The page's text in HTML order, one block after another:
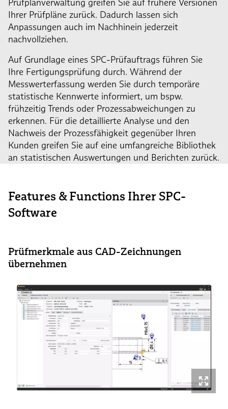
Ihrer Prüfpläne zurück. Dadurch lassen sich
Anpassungen auch im Nachhinein jederzeit
nachvollziehen.
Auf Grundlage eines SPC-Prüfauftrags führen Sie
Ihre Fertigungsprüfung durch. Während der
Messwerterfassung werden Sie durch temporäre
statistische Kennwerte informiert, um bspw.
frühzeitig Trends oder Prozessabweichungen zu
erkennen. Für die detaillierte Analyse und den
Nachweis der Prozessfähigkeit gegenüber Ihren
Kunden greifen Sie auf eine umfangreiche Bibliothek
an statistischen Auswertungen und Berichten zurück.
Features & Functions Ihrer SPC-
Software
Prüfmerkmale aus CAD-Zeichnungen
übernehmen